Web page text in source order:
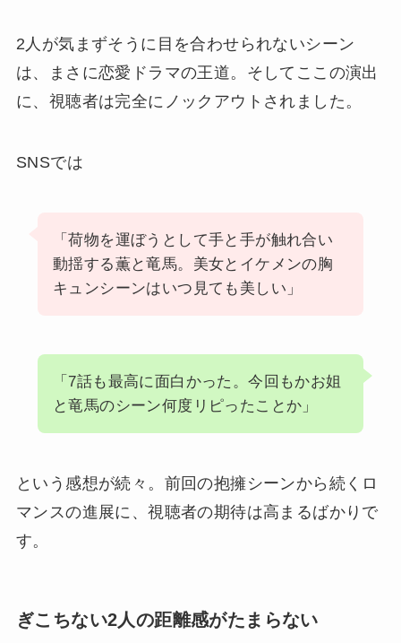
2人が気まずそうに目を合わせられないシーン
は、まさに恋愛ドラマの王道。そしてここの演出
に、視聴者は完全にノックアウトされました。
SNSでは
「荷物を運ぼうとして手と手が触れ合い
動揺する薫と竜馬。美女とイケメンの胸
キュンシーンはいつ見ても美しい」
「7話も最高に面白かった。今回もかお姐
と竜馬のシーン何度リピったことか」
という感想が続々。前回の抱擁シーンから続くロ
マンスの進展に、視聴者の期待は高まるばかりで
す。
ぎこちない2人の距離感がたまらない